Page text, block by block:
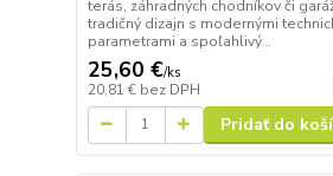
terás, záhradných chodníkov či
tradičný dizajn s modernými
parametrami a spoľahlivý...
25,60 €/ks
20,81 € bez DPH
Pridať do